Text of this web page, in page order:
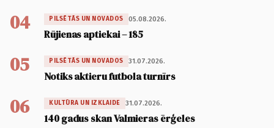
04 PILSĒTĀS UN NOVADOS 05.08.2026.
Rūjienas aptiekai – 185
05 PILSĒTĀS UN NOVADOS 31.07.2026.
Notiks aktieru futbola turnīrs
06 KULTŪRA UN IZKLAIDE 31.07.2026.
140 gadus skan Valmieras ērģeles